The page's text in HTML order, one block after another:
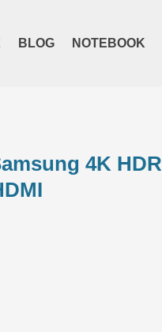
BLOG NOTEBOOK
4K HDR